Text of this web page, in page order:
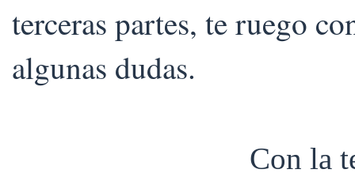
terceras partes, te ruego
algunas dudas.
Con la